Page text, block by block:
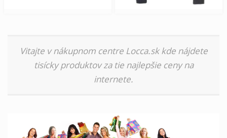
Vitajte v nákupnom centre Locca.sk kde nájdete
tisícky produktov za tie najlepšie ceny na
internete.